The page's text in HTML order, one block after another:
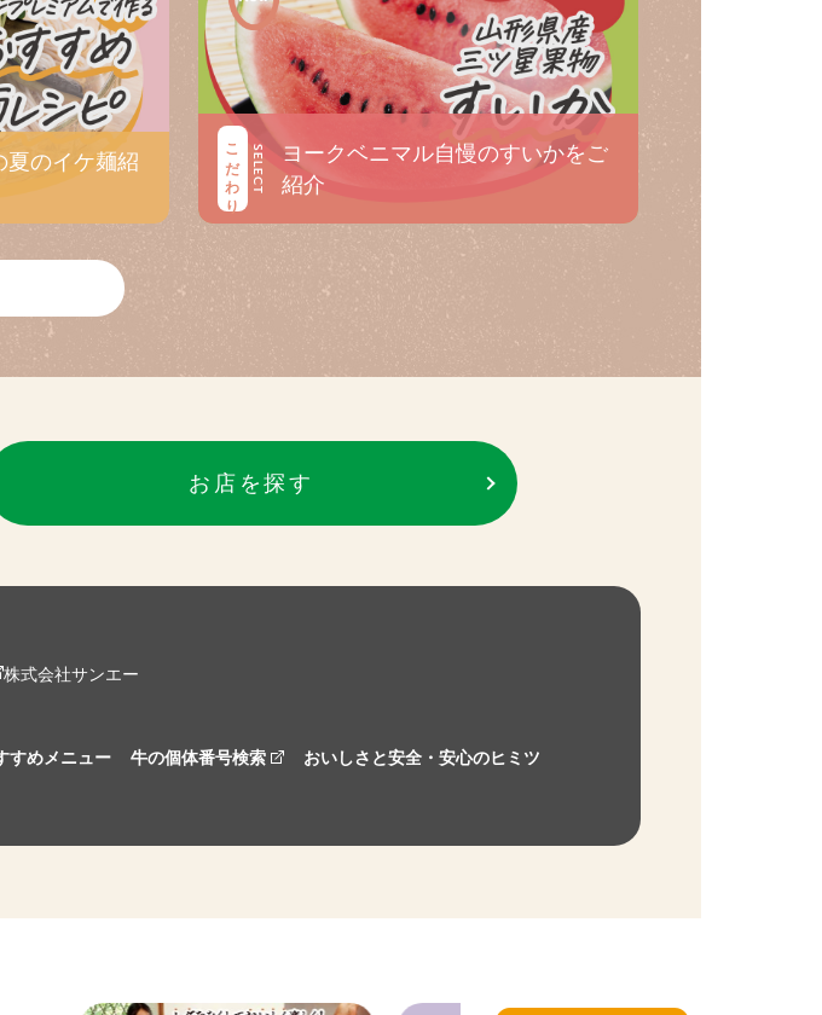
夏のイケ麺紹
こだわり SELECT
ヨークベニマル自慢のすいかをご
紹介
お店を探す
株式会社サンエー
すめメニュー 牛の個体番号検索 おいしさと安全・安心のヒミツ